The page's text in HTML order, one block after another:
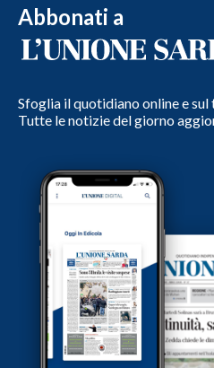
Abbonati a
Sfoglia il quotidiano online e
Tutte le notizie del giorno